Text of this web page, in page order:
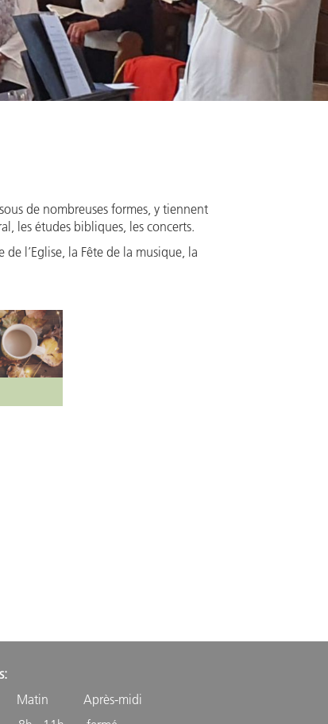
de nombreuses formes, y tiennent
les études bibliques, les concerts.
de l’Eglise, la Fête de la musique, la
Après-midi